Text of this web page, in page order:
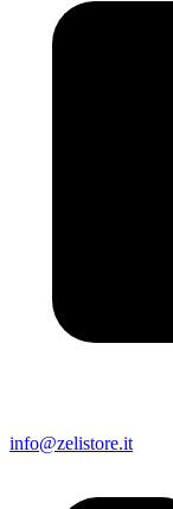
info@zelistore.it